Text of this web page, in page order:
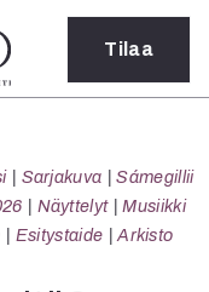
Tilaa
Sarjakuva
Sámegillii
Näyttelyt
Musiikki
Esitystaide Arkisto